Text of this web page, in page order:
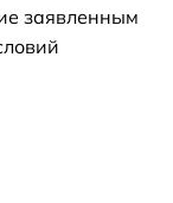
заявленным